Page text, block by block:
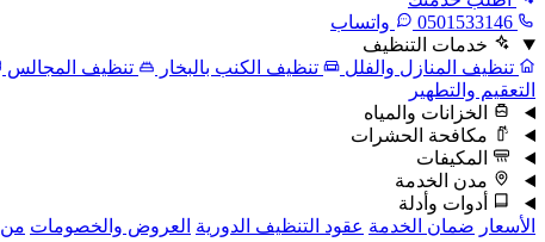
0501533146
واتساب
خدمات التنظيف
تنظيف المنازل والفلل
تنظيف الكنب بالبخار تنظيف المجالس
التعقيم والتطهير
الخزانات والمياه
مكافحة الحشرات
المكيفات
مدن الخدمة
أدوات وأدلة
الأسعار ضمان الخدمة عقود التنظيف الدورية العروض والخصومات